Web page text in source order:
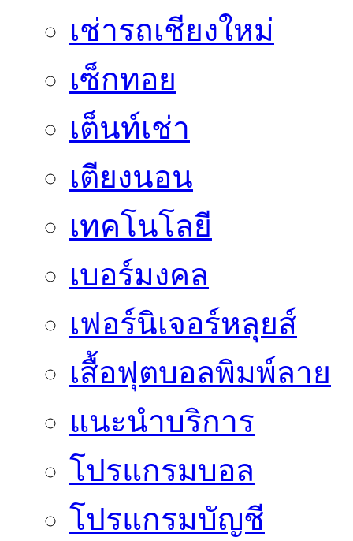
เช่ารถเชียงใหม่
เซ็กทอย
เต็นท์เช่า
เตียงนอน
เทคโนโลยี
เบอร์มงคล
เฟอร์นิเจอร์หลุยส์
เสื้อฟุตบอลพิมพ์ลาย
แนะนำบริการ
โปรแกรมบอล
โปรแกรมบัญชี